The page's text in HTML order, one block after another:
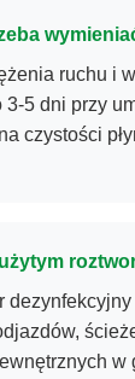
ruchu i
3-5 dni przy
czystości
w